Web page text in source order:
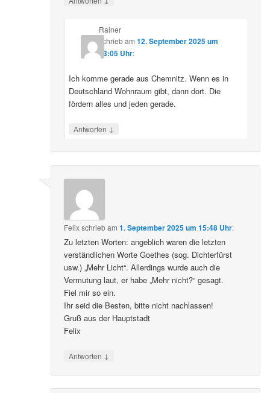
Rainer
schriebam 12. September 2025 um
23:05 Uhr:
Ich komme gerade aus Chemnitz. Wenn es in
Deutschland Wohnraum gibt, dann dort. Die
fördern alles und jeden gerade.
Antworten ↓
Felixschriebam1. September 2025 um 15:48 Uhr:
Zu letzten Worten: angeblich waren die letzten
verständlichen Worte Goethes (sog. Dichterfürst
usw.) „Mehr Licht“. Allerdings wurde auch die
Vermutung laut, er habe „Mehr nicht?“ gesagt.
Fiel mir so ein.
Ihr seid die Besten, bitte nicht nachlassen!
Gruß aus der Hauptstadt
Felix
Antworten ↓